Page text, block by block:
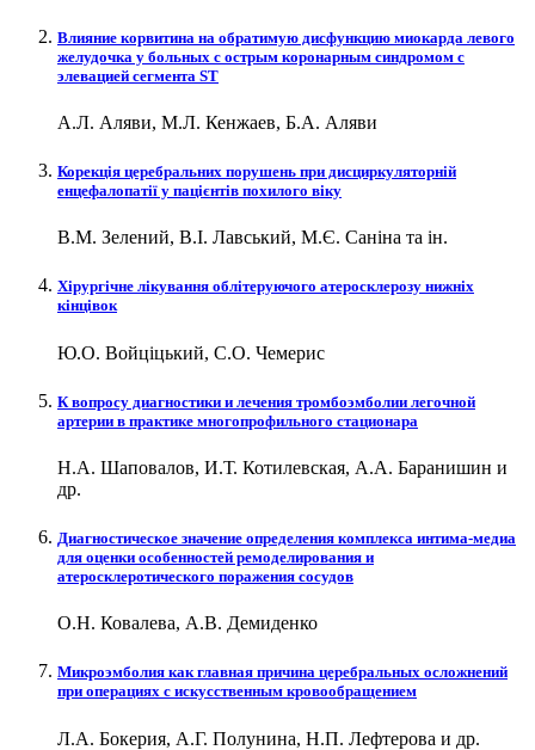
Влияние корвитина на обратимую дисфункцию миокарда левого
желудочка у больных c острым коронарным синдромом с
элевацией сегмента ST
А.Л. Аляви, М.Л. Кенжаев, Б.А. Аляви
Корекція церебральних порушень при дисциркуляторній
енцефалопатії у пацієнтів похилого віку
В.М. Зелений, В.І. Лавський, М.Є. Саніна та ін.
Хірургічне лікування облітеруючого атеросклерозу нижніх
кінцівок
Ю.О. Войціцький, С.О. Чемерис
К вопросу диагностики и лечения тромбоэмболии легочной
артерии в практике многопрофильного стационара
Н.А. Шаповалов, И.Т. Котилевская, А.А. Баранишин и
др.
Диагностическое значение определения комплекса интима-медиа
для оценки особенностей ремоделирования и
атеросклеротического поражения сосудов
О.Н. Ковалева, А.В. Демиденко
Микроэмболия как главная причина церебральных осложнений
при операциях с искусственным кровообращением
Л.А. Бокерия, А.Г. Полунина, Н.П. Лефтерова и др.